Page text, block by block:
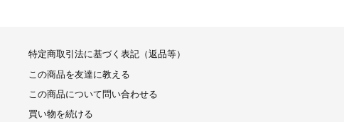
特定商取引法に基づく表記（返品等）
この商品を友達に教える
この商品について問い合わせる
買い物を続ける